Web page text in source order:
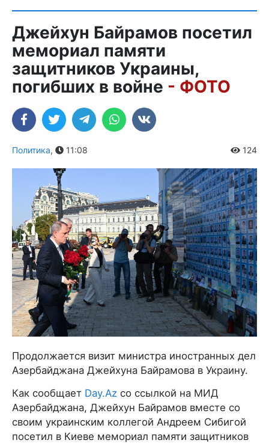
Джейхун Байрамов посетил
мемориал памяти
защитников Украины,
погибших в войне - ФОТО
Политика, 11:08 124
Продолжается визит министра иностранных дел
Азербайджана Джейхуна Байрамова в Украину.
Как сообщает Day.Az со ссылкой на МИД
Азербайджана, Джейхун Байрамов вместе со
своим украинским коллегой Андреем Сибигой
посетил в Киеве мемориал памяти защитников